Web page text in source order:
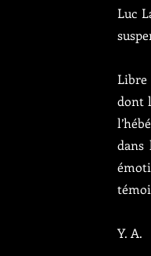
Luc
Libre
dont
dans
Y. A.